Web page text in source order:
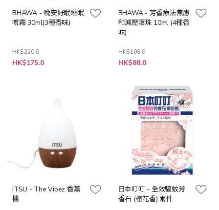
BHAWA - 晚安好眠睡眠
噴霧 30ml(3種香味)
HK$220.0
HK$175.0
BHAWA - 芳香療法焦慮
和減壓滾珠 10ml (4種香
味)
HK$108.0
HK$88.0
ITSU - The Vibez 香薰
機
日本叮叮 - 全效驅蚊芳
香石 (櫻花香) 兩件